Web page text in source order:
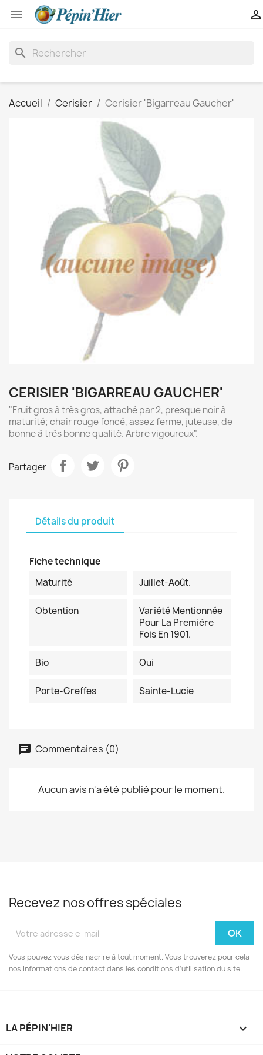
 
search
Accueil Cerisier Cerisier 'Bigarreau Gaucher'
CERISIER 'BIGARREAU GAUCHER'
"Fruit gros à très gros, attaché par 2, presque noir à
maturité; chair rouge foncé, assez ferme, juteuse, de
bonne à très bonne qualité. Arbre vigoureux".
Partager
Détails du produit
Fiche technique
Maturité
Juillet-Août.
Obtention
Variété Mentionnée
Pour La Première
Fois En 1901.
Bio Oui
Porte-Greffes Sainte-Lucie
Commentaires (0)
Aucun avis n'a été publié pour le moment.
Recevez nos offres spéciales
Vous pouvez vous désinscrire à tout moment. Vous trouverez pour cela
nos informations de contact dans les conditions d'utilisation du site.
LA PÉPIN'HIER 